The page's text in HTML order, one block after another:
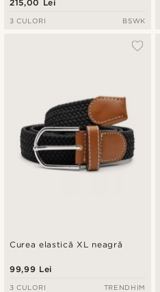
215,00 Lei
3 CULORI BSWK
Curea elastică XL neagră
99,99 Lei
3 CULORI TRENDHIM